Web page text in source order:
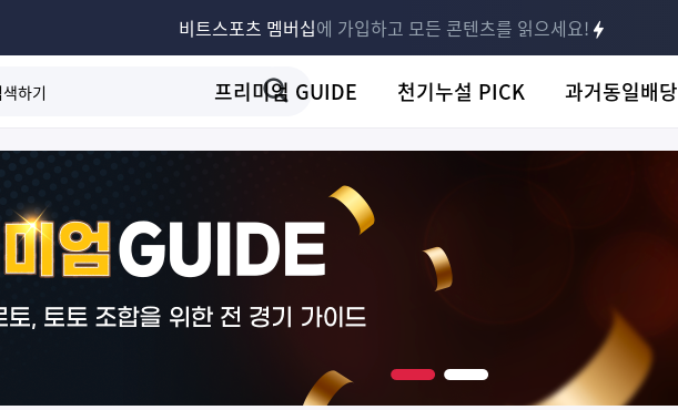
비트스포츠 멤버십에 가입하고 모든 콘텐츠를 읽으세요!
프리미엄 GUIDE 천기누설 PICK 과거동일배당
다음